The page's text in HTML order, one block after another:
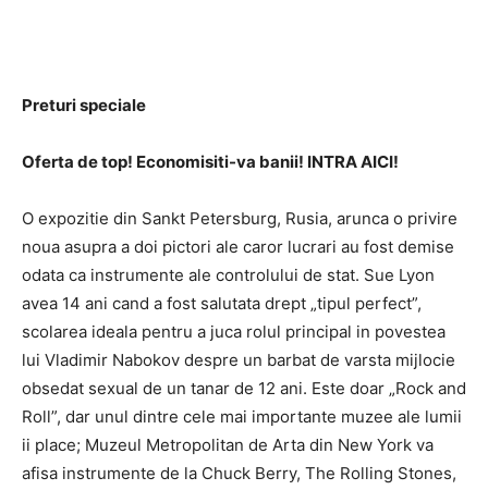
Preturi speciale
Oferta de top! Economisiti-va banii! INTRA AICI!
O expozitie din Sankt Petersburg, Rusia, arunca o privire
noua asupra a doi pictori ale caror lucrari au fost demise
odata ca instrumente ale controlului de stat. Sue Lyon
avea 14 ani cand a fost salutata drept „tipul perfect”,
scolarea ideala pentru a juca rolul principal in povestea
lui Vladimir Nabokov despre un barbat de varsta mijlocie
obsedat sexual de un tanar de 12 ani. Este doar „Rock and
Roll”, dar unul dintre cele mai importante muzee ale lumii
ii place; Muzeul Metropolitan de Arta din New York va
afisa instrumente de la Chuck Berry, The Rolling Stones,